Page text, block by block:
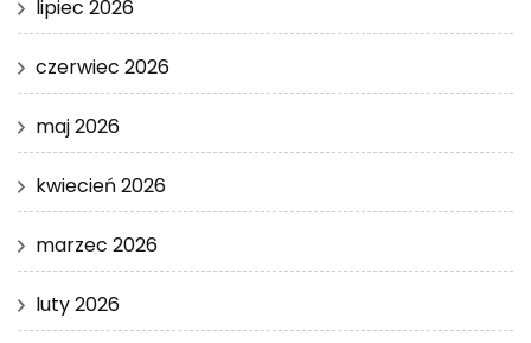
lipiec 2026
czerwiec 2026
maj 2026
kwiecień 2026
marzec 2026
luty 2026